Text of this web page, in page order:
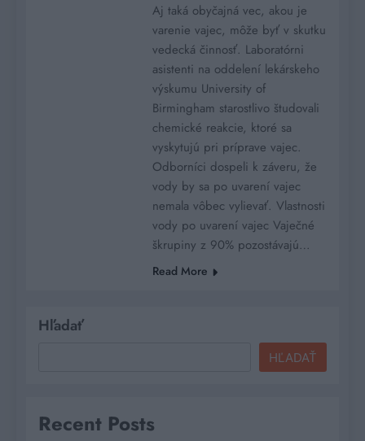
Aj taká obyčajná vec, akou je
varenie vajec, môže byť v skutku
vedecká činnosť. Laboratórni
asistenti na oddelení lekárskeho
výskumu University of
Birmingham starostlivo študovali
chemické reakcie, ktoré sa
vyskytujú pri príprave vajec.
Odborníci dospeli k záveru, že
vody by sa po uvarení vajec
nemala vôbec vylievať. Vlastnosti
vody po uvarení vajec Vaječné
škrupiny z 90% pozostávajú…
Read More
Hľadať
HĽADAŤ
Recent Posts